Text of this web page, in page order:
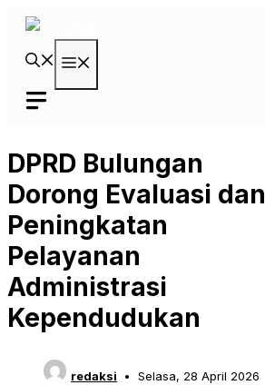
Langsung
DPRD Bulungan
Dorong Evaluasi dan
Peningkatan
Pelayanan
Administrasi
Kependudukan
redaksi Selasa, 28 April 2026